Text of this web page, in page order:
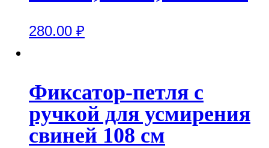
280.00 ₽
Фиксатор-петля с
ручкой для усмирения
свиней 108 см